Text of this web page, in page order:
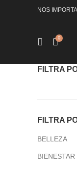
NOS
0
FILTRA
FILTRA
BELLEZA
BIENESTAR